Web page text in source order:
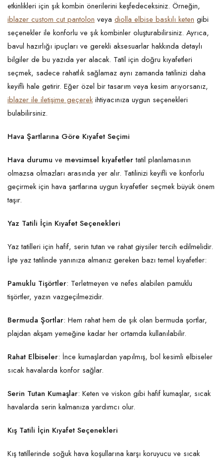
etkinlikleri için şık kombin önerilerini keşfedeceksiniz. Örneğin,
iblazer custom cut pantolon veya diolla elbise baskılı keten gibi
seçenekler ile konforlu ve şık kombinler oluşturabilirsiniz. Ayrıca,
bavul hazırlığı ipuçları ve gerekli aksesuarlar hakkında detaylı
bilgiler de bu yazıda yer alacak. Tatil için doğru kıyafetleri
seçmek, sadece rahatlık sağlamaz aynı zamanda tatilinizi daha
keyifli hale getirir. Eğer özel bir tasarım veya kesim arıyorsanız,
iblazer ile iletişime geçerek ihtiyacınıza uygun seçenekleri
bulabilirsiniz.
Hava Şartlarına Göre Kıyafet Seçimi
Hava durumu ve mevsimsel kıyafetlertatil planlamasının
olmazsa olmazları arasında yer alır. Tatilinizi keyifli ve konforlu
geçirmek için hava şartlarına uygun kıyafetler seçmek büyük önem
taşır.
Yaz Tatili İçin Kıyafet Seçenekleri
Yaz tatilleri için hafif, serin tutan ve rahat giysiler tercih edilmelidir.
İşte yaz tatilinde yanınıza almanız gereken bazı temel kıyafetler:
Pamuklu Tişörtler: Terletmeyen ve nefes alabilen pamuklu
tişörtler, yazın vazgeçilmezidir.
Bermuda Şortlar: Hem rahat hem de şık olan bermuda şortlar,
plajdan akşam yemeğine kadar her ortamda kullanılabilir.
Rahat Elbiseler: İnce kumaşlardan yapılmış, bol kesimli elbiseler
sıcak havalarda konfor sağlar.
Serin Tutan Kumaşlar: Keten ve viskon gibi hafif kumaşlar, sıcak
havalarda serin kalmanıza yardımcı olur.
Kış Tatili İçin Kıyafet Seçenekleri
Kış tatillerinde soğuk hava koşullarına karşı koruyucu ve sıcak